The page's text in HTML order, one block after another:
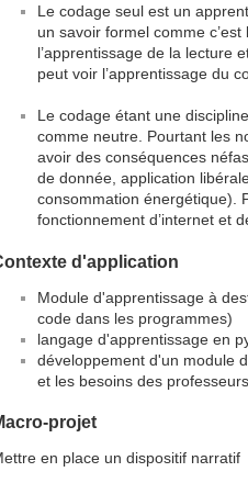
Le codage seul est un
un savoir formel comme
l’apprentissage de la lecture
peut voir l’apprentissage du
Le codage étant une
comme neutre. Pourtant les
avoir des conséquences
de donnée, application
consommation énergétique).
fonctionnement d’internet et
d'application
Module d'apprentissage à
code dans les programmes)
langage d'apprentissage en
développement d'un module
et les besoins des
projet
en place un dispositif narratif